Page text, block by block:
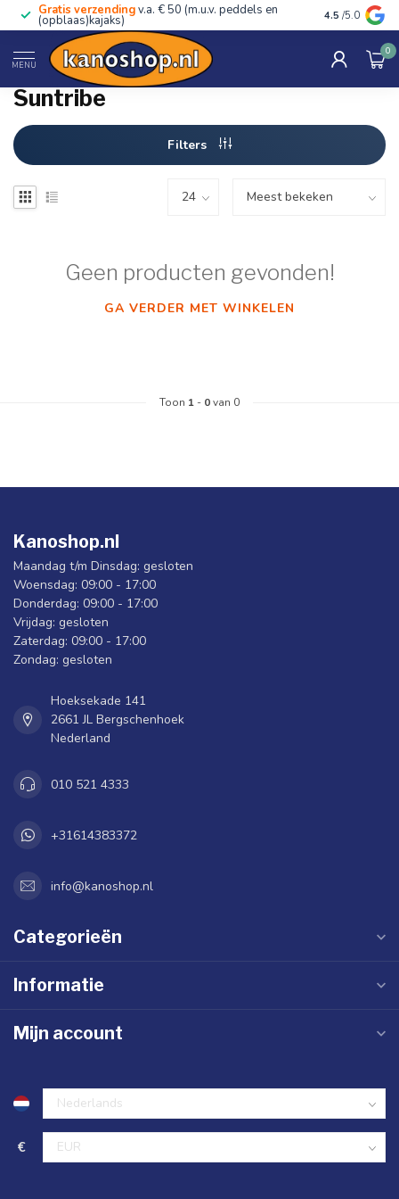
Gratis verzendingv.a. € 50 (m.u.v. peddels en
(opblaas)kajaks) Advies van
4.5 /5.0
MENU
0
Home / Merken
Suntribe
Filters
Geen producten gevonden!
GA VERDER MET WINKELEN
Toon 1 - 0van 0
Kanoshop.nl
Maandag t/m Dinsdag: gesloten
Woensdag: 09:00 - 17:00
Donderdag: 09:00 - 17:00
Vrijdag: gesloten
Zaterdag: 09:00 - 17:00
Zondag: gesloten
Hoeksekade 141
2661 JL Bergschenhoek
Nederland
010 521 4333
+31614383372
info@kanoshop.nl
Categorieën
Informatie
Mijn account
€